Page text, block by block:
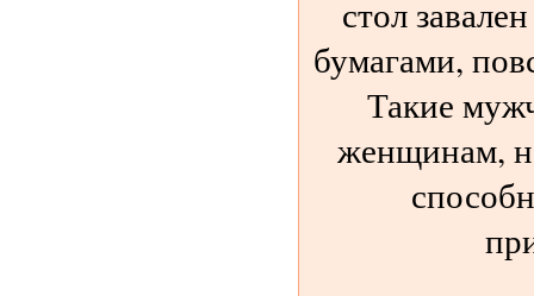
стол
бумагами,
Такие
женщинам,